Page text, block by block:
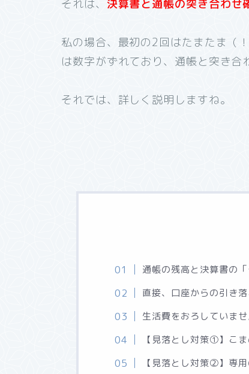
それは、 決算書と通帳の突き合わせ
私の場合、最初の2回はたまたま（
は数字がずれており、通帳と突き合
それでは、詳しく説明しますね。
通帳の残高と決算書の
直接、口座からの引き
生活費をおろしていませ
【見落とし対策①】こ
【見落とし対策②】専